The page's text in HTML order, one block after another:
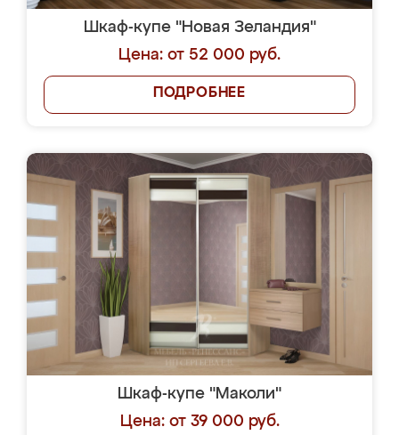
Шкаф-купе "Новая Зеландия"
Цена: от 52 000 руб.
ПОДРОБНЕЕ
Шкаф-купе "Маколи"
Цена: от 39 000 руб.